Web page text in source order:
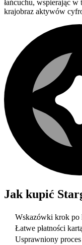
łańcuchu, wspierając w
krajobraz aktywów
Jak kupić
Wskazówki krok po
Łatwe płatności
Usprawniony